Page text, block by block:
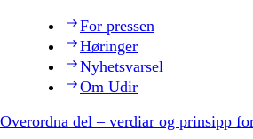
For pressen
Høringer
Nyhetsvarsel
Om Udir
Overordna del – verdiar og prinsipp